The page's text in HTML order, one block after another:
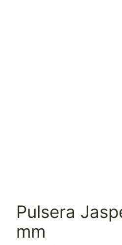
Pulsera
mm